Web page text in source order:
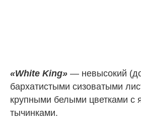
«White King» — невысокий
бархатистыми сизоватыми
крупными белыми цветками с
тычинками.